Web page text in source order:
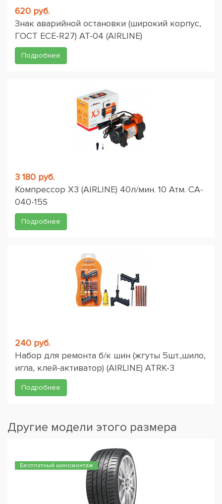
620 руб.
Знак аварийной остановки (широкий корпус,
ГОСТ ЕСЕ-R27) AT-04 (AIRLINE)
Подробнее
3 180 руб.
Компрессор X3 (AIRLINE) 40л/мин. 10 Атм. CA-
040-15S
Подробнее
240 руб.
Набор для ремонта б/к шин (жгуты 5шт.,шило,
игла, клей-активатор) (AIRLINE) ATRK-3
Подробнее
Другие модели этого размера
Бесплатный шиномонтаж